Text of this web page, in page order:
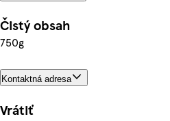
Čistý obsah
750g
Kontaktná adresa
Vrátiť